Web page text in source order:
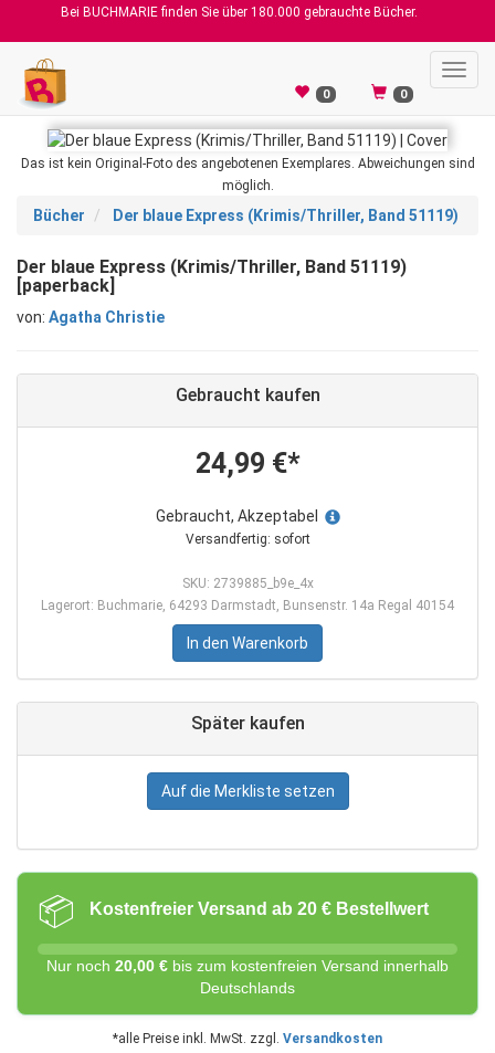
Bei BUCHMARIE finden Sie über 180.000 gebrauchte Bücher.
0 0
Das ist kein Original-Foto des angebotenen Exemplares. Abweichungen sind
möglich.
Bücher Der blaue Express (Krimis/Thriller, Band 51119)
Der blaue Express (Krimis/Thriller, Band 51119)
[paperback]
von: Agatha Christie
Gebraucht kaufen
24,99 €*
Gebraucht, Akzeptabel
Versandfertig: sofort
SKU: 2739885_b9e_4x
Lagerort: Buchmarie, 64293 Darmstadt, Bunsenstr. 14a Regal 40154
In den Warenkorb
Später kaufen
Auf die Merkliste setzen
📦 Kostenfreier Versand ab 20 € Bestellwert
Nur noch 20,00 € bis zum kostenfreien Versand innerhalb
Deutschlands
*alle Preise inkl. MwSt. zzgl. Versandkosten